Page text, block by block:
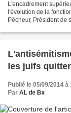
L'encadrement
l'évolution de la
Pêcheur, Président de
les juifs
Publié le 05/09/2014 à
Par AL de Bx